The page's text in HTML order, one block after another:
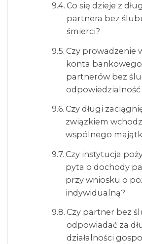
Co się dzieje z
partnera bez
śmierci?
Czy prowadzenie
konta
partnerów bez
odpowiedzialność
Czy długi
związkiem
wspólnego
Czy instytucja
pyta o dochody
przy wniosku o
indywidualną?
Czy partner bez
odpowiadać za
działalności